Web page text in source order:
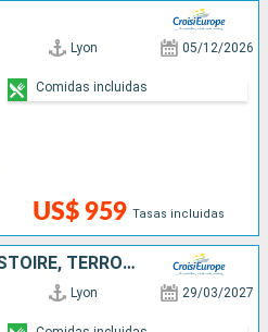
Lyon 05/12/2026
US$ 959 Tasas incluidas
Comidas incluidas
CROISIÈRE FESTIVAL : HISTOIRE, TERROIR ET TRADITIONS SUR LE RHÔNE
Lyon 29/03/2027